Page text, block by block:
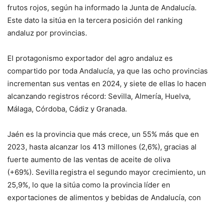
frutos rojos, según ha informado la Junta de Andalucía.
Este dato la sitúa en la tercera posición del ranking
andaluz por provincias.
El protagonismo exportador del agro andaluz es
compartido por toda Andalucía, ya que las ocho provincias
incrementan sus ventas en 2024, y siete de ellas lo hacen
alcanzando registros récord: Sevilla, Almería, Huelva,
Málaga, Córdoba, Cádiz y Granada.
Jaén es la provincia que más crece, un 55% más que en
2023, hasta alcanzar los 413 millones (2,6%), gracias al
fuerte aumento de las ventas de aceite de oliva
(+69%). Sevilla registra el segundo mayor crecimiento, un
25,9%, lo que la sitúa como la provincia líder en
exportaciones de alimentos y bebidas de Andalucía, con